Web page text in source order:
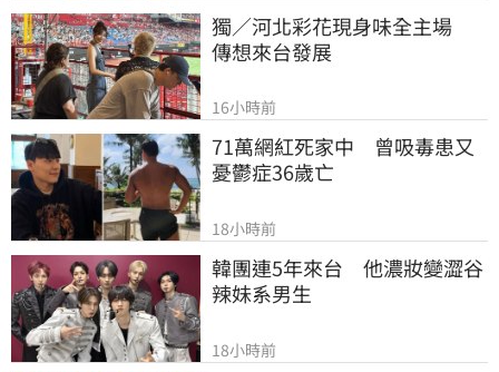
獨／河北彩花現身味全主場
傳想來台發展
16小時前
71萬網紅死家中　曾吸毒患又
憂鬱症36歲亡
18小時前
韓團連5年來台　他濃妝變澀谷
辣妹系男生
18小時前